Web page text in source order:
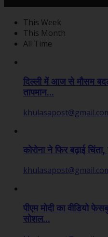
This Week
This Month
All Time
दिल्ली में आज से मौसम
तापमान...
कोरोना ने फिर बढ़ाई
पीएम मोदी का वीडियो
सोशल...